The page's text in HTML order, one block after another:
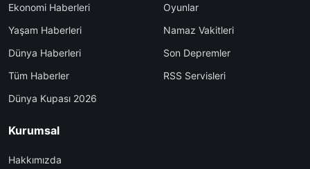
Ekonomi Haberleri
Yaşam Haberleri
Dünya Haberleri
Tüm Haberler
Dünya Kupası 2026
Oyunlar
Namaz Vakitleri
Son Depremler
RSS Servisleri
Kurumsal
Hakkımızda